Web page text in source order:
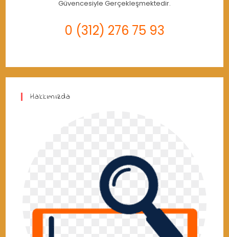
Güvencesiyle Gerçekleşmektedir.
0 (312) 276 75 93
Hakkımızda